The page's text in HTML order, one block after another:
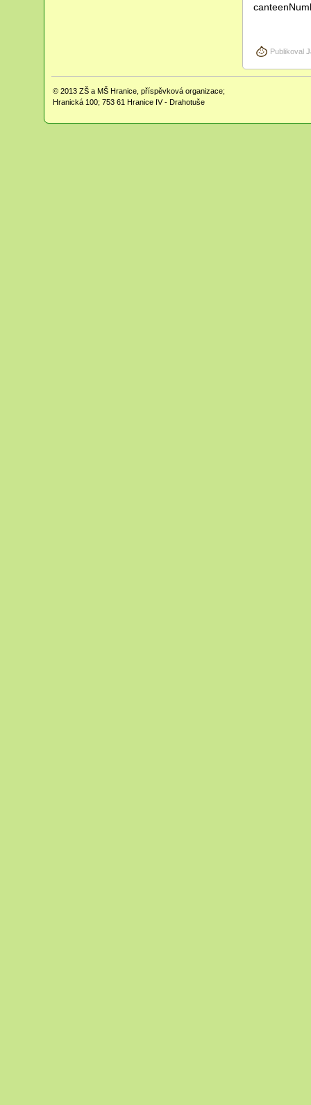
Publikoval
© 2013 ZŠ a MŠ Hranice, příspěvková organizace;
Hranická 100; 753 61 Hranice IV - Drahotuše